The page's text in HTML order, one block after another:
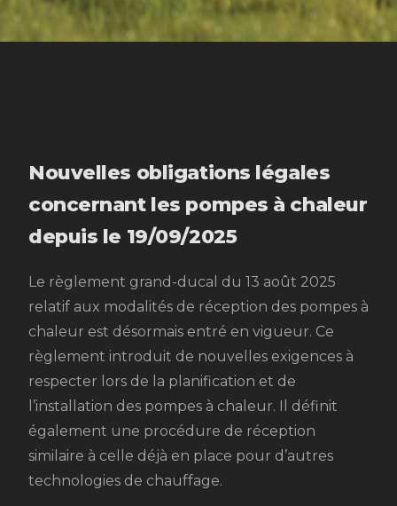
Nouvelles obligations légales
concernant les pompes à chaleur
depuis le 19/09/2025
Le règlement grand-ducal du 13 août 2025
relatif aux modalités de réception des pompes à
chaleur est désormais entré en vigueur. Ce
règlement introduit de nouvelles exigences à
respecter lors de la planification et de
l’installation des pompes à chaleur. Il définit
également une procédure de réception
similaire à celle déjà en place pour d’autres
technologies de chauffage.